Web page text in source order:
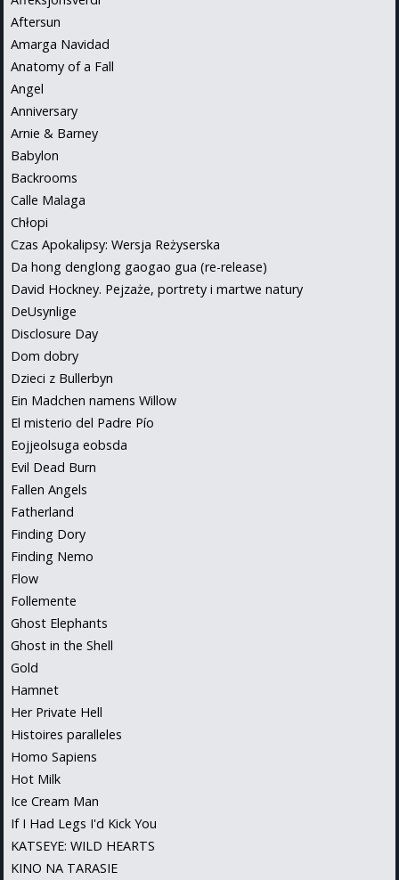
Aftersun
Amarga Navidad
Anatomy of a Fall
Angel
Anniversary
Arnie & Barney
Babylon
Backrooms
Calle Malaga
Chłopi
Czas Apokalipsy: Wersja Reżyserska
Da hong denglong gaogao gua (re-release)
David Hockney. Pejzaże, portrety i martwe natury
DeUsynlige
Disclosure Day
Dom dobry
Dzieci z Bullerbyn
Ein Madchen namens Willow
El misterio del Padre Pío
Eojjeolsuga eobsda
Evil Dead Burn
Fallen Angels
Fatherland
Finding Dory
Finding Nemo
Flow
Follemente
Ghost Elephants
Ghost in the Shell
Gold
Hamnet
Her Private Hell
Histoires paralleles
Homo Sapiens
Hot Milk
Ice Cream Man
If I Had Legs I'd Kick You
KATSEYE: WILD HEARTS
KINO NA TARASIE